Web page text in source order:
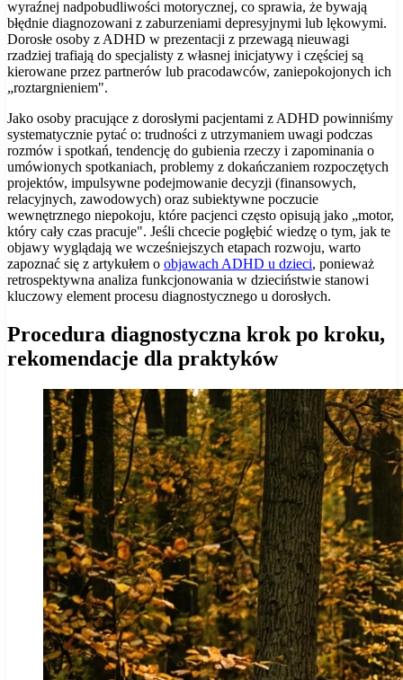
wyraźnej nadpobudliwości motorycznej, co sprawia, że bywają
błędnie diagnozowani z zaburzeniami depresyjnymi lub lękowymi.
Dorosłe osoby z ADHD w prezentacji z przewagą nieuwagi
rzadziej trafiają do specjalisty z własnej inicjatywy i częściej są
kierowane przez partnerów lub pracodawców, zaniepokojonych ich
„roztargnieniem".
Jako osoby pracujące z dorosłymi pacjentami z ADHD powinniśmy
systematycznie pytać o: trudności z utrzymaniem uwagi podczas
rozmów i spotkań, tendencję do gubienia rzeczy i zapominania o
umówionych spotkaniach, problemy z dokańczaniem rozpoczętych
projektów, impulsywne podejmowanie decyzji (finansowych,
relacyjnych, zawodowych) oraz subiektywne poczucie
wewnętrznego niepokoju, które pacjenci często opisują jako „motor,
który cały czas pracuje". Jeśli chcecie pogłębić wiedzę o tym, jak te
objawy wyglądają we wcześniejszych etapach rozwoju, warto
zapoznać się z artykułem o objawach ADHD u dzieci, ponieważ
retrospektywna analiza funkcjonowania w dzieciństwie stanowi
kluczowy element procesu diagnostycznego u dorosłych.
Procedura diagnostyczna krok po kroku,
rekomendacje dla praktyków